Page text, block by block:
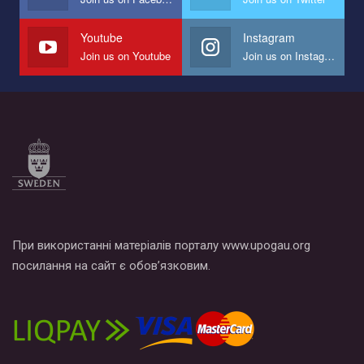
наш план по борьбе с насилием и дискриминацией на почве
СОГИ в Украине.
Все, что вам нужно сделать - это зайти на наш канал YouTube
по этой ссылке и поставить лайк под видео.
Youtube
Join us on Youtube
Instagram
Join us on Instagram
При використанні матеріалів порталу www.upogau.org
посилання на сайт є обов’язковим.